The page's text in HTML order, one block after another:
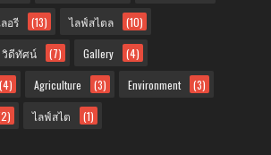
อรี (13) ไลฟ์สไตล (10)
วิดีทัศน์ (7) Gallery (4)
(4) Agriculture (3) Environment (3)
ไลฟ์สไต (1)